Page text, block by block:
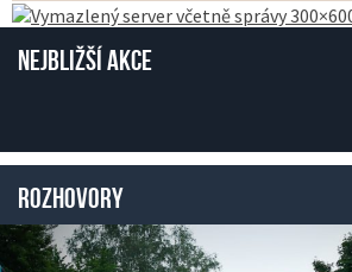
Nejbližší akce
Rozhovory